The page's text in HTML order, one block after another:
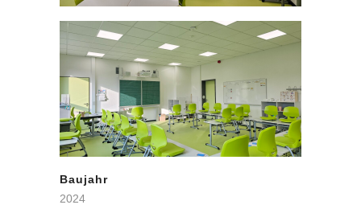
Baujahr
2024